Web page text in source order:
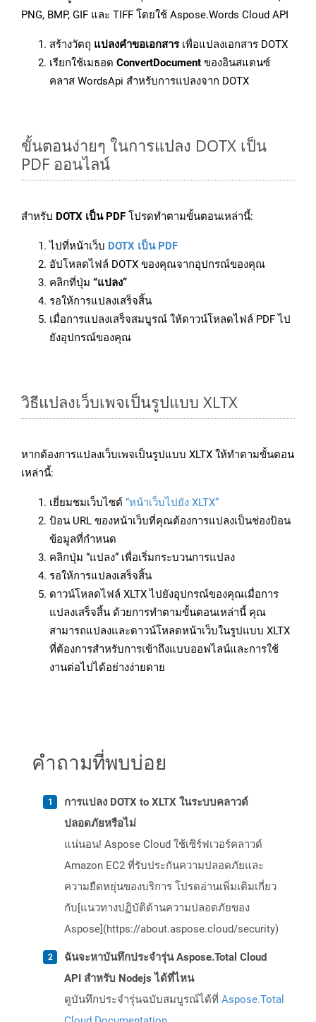
PNG, BMP, GIF และ TIFF โดยใช้ Aspose.Words Cloud API
สร้างวัตถุ แปลงคำขอเอกสารเพื่อแปลงเอกสาร DOTX
เรียกใช้เมธอด ConvertDocument ของอินสแตนซ์
คลาส WordsApi สำหรับการแปลงจาก DOTX
ขั้นตอนง่ายๆ ในการแปลง DOTX เป็น
PDF ออนไลน์
สำหรับ DOTX เป็น PDF โปรดทำตามขั้นตอนเหล่านี้:
ไปที่หน้าเว็บ DOTX เป็น PDF
อัปโหลดไฟล์ DOTX ของคุณจากอุปกรณ์ของคุณ
คลิกที่ปุ่ม “แปลง”
รอให้การแปลงเสร็จสิ้น
เมื่อการแปลงเสร็จสมบูรณ์ ให้ดาวน์โหลดไฟล์ PDF ไป
ยังอุปกรณ์ของคุณ
วิธีแปลงเว็บเพจเป็นรูปแบบ XLTX
หากต้องการแปลงเว็บเพจเป็นรูปแบบ XLTX ให้ทำตามขั้นตอน
เหล่านี้:
เยี่ยมชมเว็บไซต์ “หน้าเว็บไปยัง XLTX”
ป้อน URL ของหน้าเว็บที่คุณต้องการแปลงเป็นช่องป้อน
ข้อมูลที่กำหนด
คลิกปุ่ม “แปลง” เพื่อเริ่มกระบวนการแปลง
รอให้การแปลงเสร็จสิ้น
ดาวน์โหลดไฟล์ XLTX ไปยังอุปกรณ์ของคุณเมื่อการ
แปลงเสร็จสิ้น ด้วยการทำตามขั้นตอนเหล่านี้ คุณ
สามารถแปลงและดาวน์โหลดหน้าเว็บในรูปแบบ XLTX
ที่ต้องการสำหรับการเข้าถึงแบบออฟไลน์และการใช้
งานต่อไปได้อย่างง่ายดาย
คำถามที่พบบ่อย
การแปลง DOTX to XLTX ในระบบคลาวด์
ปลอดภัยหรือไม่
แน่นอน! Aspose Cloud ใช้เซิร์ฟเวอร์คลาวด์
Amazon EC2 ที่รับประกันความปลอดภัยและ
ความยืดหยุ่นของบริการ โปรดอ่านเพิ่มเติมเกี่ยว
กับ[แนวทางปฏิบัติด้านความปลอดภัยของ
Aspose](https://about.aspose.cloud/security)
ฉันจะหาบันทึกประจำรุ่น Aspose.Total Cloud
API สำหรับ Nodejs ได้ที่ไหน
ดูบันทึกประจำรุ่นฉบับสมบูรณ์ได้ที่ Aspose.Total